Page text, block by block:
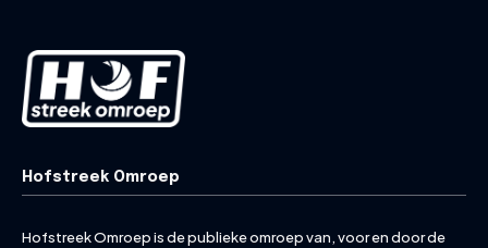
Hofstreek Omroep
Hofstreek Omroep is de publieke omroep van, voor en door de